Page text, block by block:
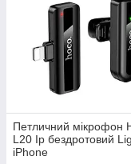
Петличний мікрофон
L20 Ip бездротовий
iPhone